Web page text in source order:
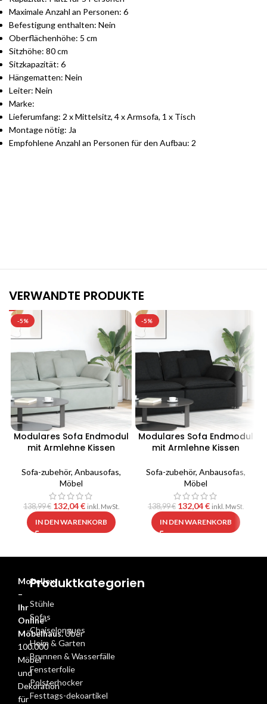
Maximale Anzahl an Personen: 6
Befestigung enthalten: Nein
Oberflächenhöhe: 5 cm
Sitzhöhe: 80 cm
Sitzkapazität: 6
Hängematten: Nein
Leiter: Nein
Marke:
Lieferumfang: 2 x Mittelsitz, 4 x Armsofa, 1 x Tisch
Montage nötig: Ja
Empfohlene Anzahl an Personen für den Aufbau: 2
VERWANDTE PRODUKTE
-5%
Modulares Sofa Endmodul
mit Armlehne Kissen
Sofa-zubehör, Anbausofas,
Möbel
138,99€ 132,04€ inkl. MwSt.
IN DEN WARENKORB
-5%
Modulares Sofa Endmodul
mit Armlehne Kissen
Sofa-zubehör, Anbausofas,
Möbel
138,99€ 132,04€ inkl. MwSt.
IN DEN WARENKORB
Mobellex
–
Ihr
Online-
Möbelhaus.Über
100.000
Möbel
und
Dekoration
für
Produktkategorien
Stühle
Sofas
Chaiselongues
Heim & Garten
Brunnen & Wasserfälle
Fensterfolie
Polsterhocker
Festtags-dekoartikel